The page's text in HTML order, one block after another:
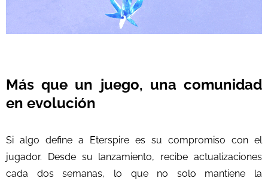
Más que un juego, una comunidad
en evolución
Si algo define a Eterspire es su compromiso con el
jugador. Desde su lanzamiento, recibe actualizaciones
cada dos semanas, lo que no solo mantiene la